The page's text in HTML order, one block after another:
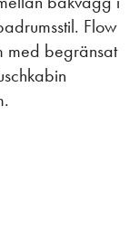
Flow
med begränsat